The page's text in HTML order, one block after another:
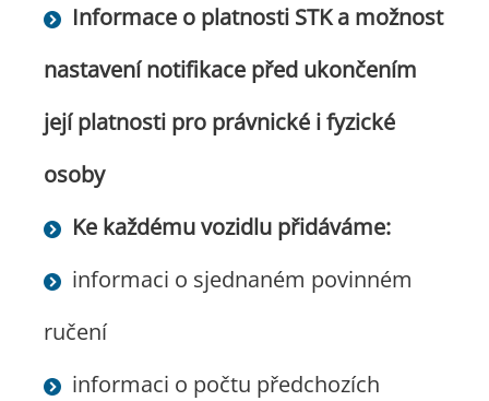
Informace o platnosti STK a možnost
nastavení notifikace před ukončením
její platnosti pro právnické i fyzické
osoby
Ke každému vozidlu přidáváme:
informaci o sjednaném povinném
ručení
informaci o počtu předchozích